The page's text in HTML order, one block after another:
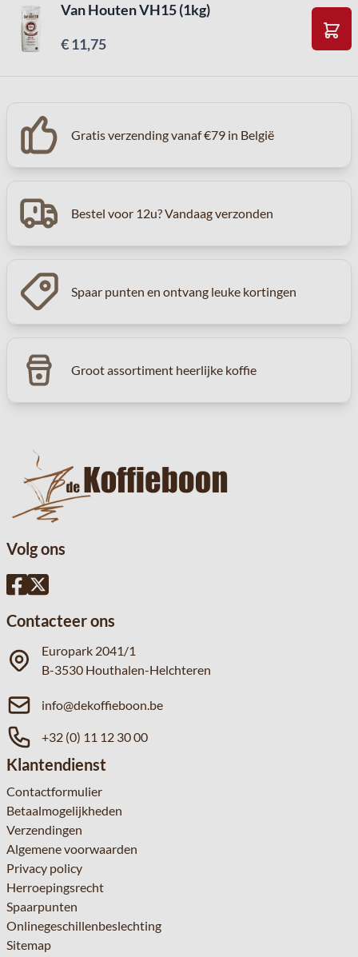
Van Houten VH15 (1kg)
€ 11,75
In
Gratis verzending vanaf €79 in België
Bestel voor 12u? Vandaag verzonden
Spaar punten en ontvang leuke kortingen
Groot assortiment heerlijke koffie
Volg ons
Contacteer ons
Europark 2041/1
B-3530 Houthalen-Helchteren
info@dekoffieboon.be
+32 (0) 11 12 30 00
Klantendienst
Contactformulier
Betaalmogelijkheden
Verzendingen
Algemene voorwaarden
Privacy policy
Herroepingsrecht
Spaarpunten
Onlinegeschillenbeslechting
Sitemap